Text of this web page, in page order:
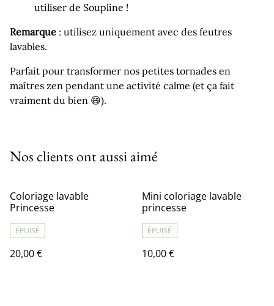
utiliser de Soupline !
Remarque : utilisez uniquement avec des feutres
lavables.
Parfait pour transformer nos petites tornades en
maîtres zen pendant une activité calme (et ça fait
vraiment du bien 😄).
Nos clients ont aussi aimé
Coloriage lavable
Princesse
ÉPUISÉ
20,00 €
Mini coloriage lavable
princesse
ÉPUISÉ
10,00 €